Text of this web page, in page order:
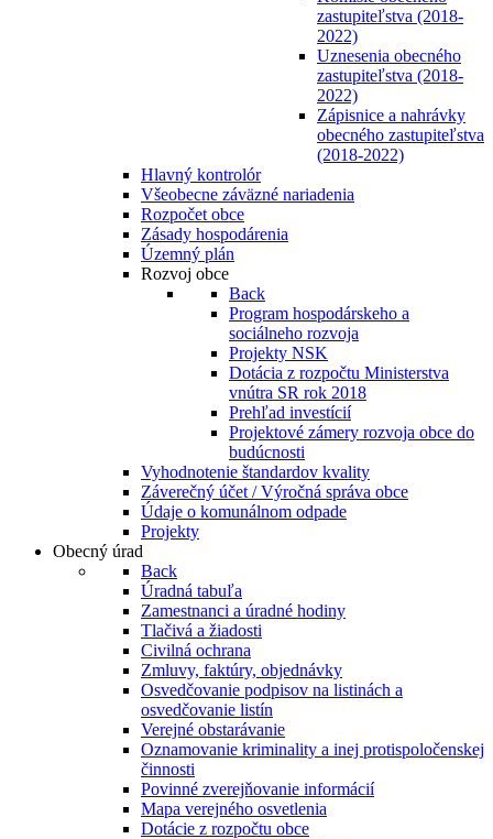
zastupiteľstva (2018-
2022)
Uznesenia obecného
zastupiteľstva (2018-
2022)
Zápisnice a nahrávky
obecného zastupiteľstva
(2018-2022)
Hlavný kontrolór
Všeobecne záväzné nariadenia
Rozpočet obce
Zásady hospodárenia
Územný plán
Rozvoj obce
Back
Program hospodárskeho a
sociálneho rozvoja
Projekty NSK
Dotácia z rozpočtu Ministerstva
vnútra SR rok 2018
Prehľad investícií
Projektové zámery rozvoja obce do
budúcnosti
Vyhodnotenie štandardov kvality
Záverečný účet / Výročná správa obce
Údaje o komunálnom odpade
Projekty
Obecný úrad
Back
Úradná tabuľa
Zamestnanci a úradné hodiny
Tlačivá a žiadosti
Civilná ochrana
Zmluvy, faktúry, objednávky
Osvedčovanie podpisov na listinách a
osvedčovanie listín
Verejné obstarávanie
Oznamovanie kriminality a inej protispoločenskej
činnosti
Povinné zverejňovanie informácií
Mapa verejného osvetlenia
Dotácie z rozpočtu obce